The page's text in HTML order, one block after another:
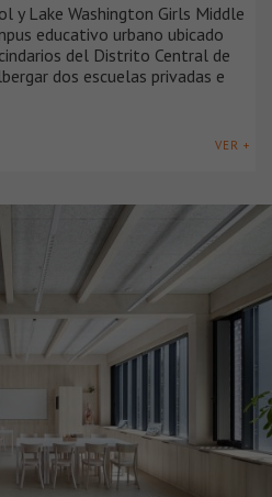
y Lake Washington Girls Middle
educativo urbano ubicado
del Distrito Central de
dos escuelas privadas e
VER +